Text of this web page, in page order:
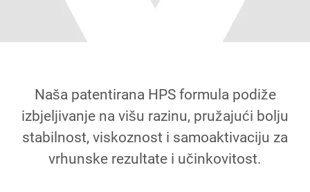
Naša patentirana HPS formula podiže
izbjeljivanje na višu razinu, pružajući bolju
stabilnost, viskoznost i samoaktivaciju za
vrhunske rezultate i učinkovitost.